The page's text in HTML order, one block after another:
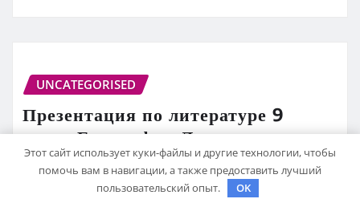
UNCATEGORISED
Презентация по литературе 9
класс Биография Лермонтова
САМОЕ ПОЛНОЕ РУКОВОДСТВО
mining_broth Янв 30, 2021
Этот сайт использует куки-файлы и другие технологии, чтобы
помочь вам в навигации, а также предоставить лучший
пользовательский опыт.
OK